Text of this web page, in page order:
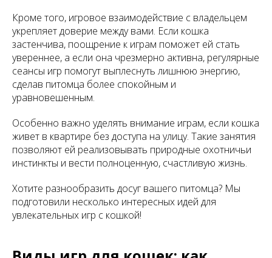
Кроме того, игровое взаимодействие с владельцем
укрепляет доверие между вами. Если кошка
застенчива, поощрение к играм поможет ей стать
увереннее, а если она чрезмерно активна, регулярные
сеансы игр помогут выплеснуть лишнюю энергию,
сделав питомца более спокойным и
уравновешенным.
Особенно важно уделять внимание играм, если кошка
живет в квартире без доступа на улицу. Такие занятия
позволяют ей реализовывать природные охотничьи
инстинкты и вести полноценную, счастливую жизнь.
Хотите разнообразить досуг вашего питомца? Мы
подготовили несколько интересных идей для
увлекательных игр с кошкой!